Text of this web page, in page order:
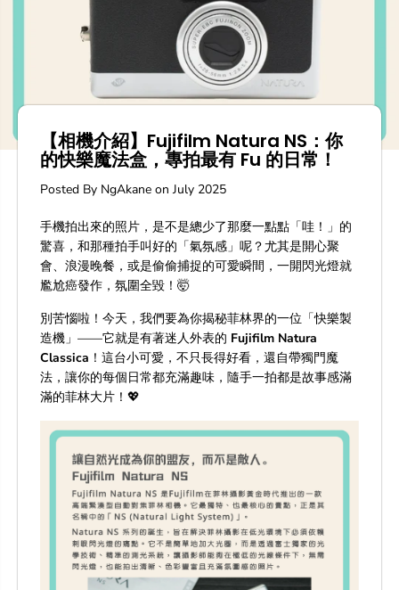
【相機介紹】Fujifilm Natura NS：你
的快樂魔法盒，專拍最有 Fu 的日常！
Posted By NgAkane on July 2025
手機拍出來的照片，是不是總少了那麼一點點「哇！」的
驚喜，和那種拍手叫好的「氣氛感」呢？尤其是開心聚
會、浪漫晚餐，或是偷偷捕捉的可愛瞬間，一開閃光燈就
尷尬癌發作，氛圍全毀！🤯
別苦惱啦！今天，我們要為你揭秘菲林界的一位「快樂製
造機」——它就是有著迷人外表的 Fujifilm Natura
Classica ！這台小可愛，不只長得好看，還自帶獨門魔
法，讓你的每個日常都充滿趣味，隨手一拍都是故事感滿
滿的菲林大片！💖